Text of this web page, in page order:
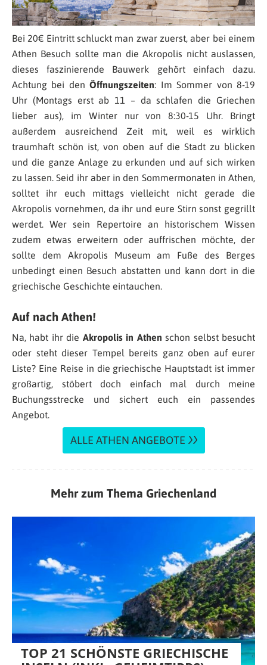
Bei 20€ Eintritt schluckt man zwar zuerst, aber bei einem
Athen Besuch sollte man die Akropolis nicht auslassen,
dieses faszinierende Bauwerk gehört einfach dazu.
Achtung bei denÖffnungszeiten: Im Sommer von 8-19
Uhr (Montags erst ab 11 – da schlafen die Griechen
lieber aus), im Winter nur von 8:30-15 Uhr. Bringt
außerdem ausreichend Zeit mit, weil es wirklich
traumhaft schön ist, von oben auf die Stadt zu blicken
und die ganze Anlage zu erkunden und auf sich wirken
zu lassen. Seid ihr aber in den Sommermonaten in Athen,
solltet ihr euch mittags vielleicht nicht gerade die
Akropolis vornehmen, da ihr und eure Stirn sonst gegrillt
werdet. Wer sein Repertoire an historischem Wissen
zudem etwas erweitern oder auffrischen möchte, der
sollte dem Akropolis Museum am Fuße des Berges
unbedingt einen Besuch abstatten und kann dort in die
griechische Geschichte eintauchen.
Auf nach Athen!
Na, habt ihr die Akropolis in Athen schon selbst besucht
oder steht dieser Tempel bereits ganz oben auf eurer
Liste? Eine Reise in die griechische Hauptstadt ist immer
großartig, stöbert doch einfach mal durch meine
Buchungsstrecke und sichert euch ein passendes
Angebot.
ALLE ATHEN ANGEBOTE
Mehr zum Thema Griechenland
TOP 21 SCHÖNSTE GRIECHISCHE